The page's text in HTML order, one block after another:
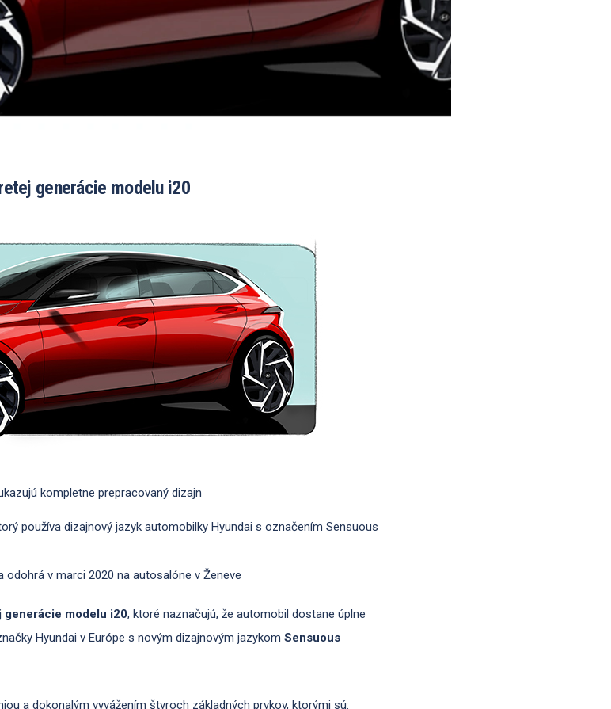
generácie modelu i20
kompletne prepracovaný dizajn
používa dizajnový jazyk automobilky Hyundai s označením Sensuous
odohrá v marci 2020 na autosalóne v Ženeve
generácie modelu i20, ktoré naznačujú, že automobil dostane úplne
Hyundai v Európe s novým dizajnovým jazykom Sensuous
a dokonalým vyvážením štyroch základných prvkov, ktorými sú: